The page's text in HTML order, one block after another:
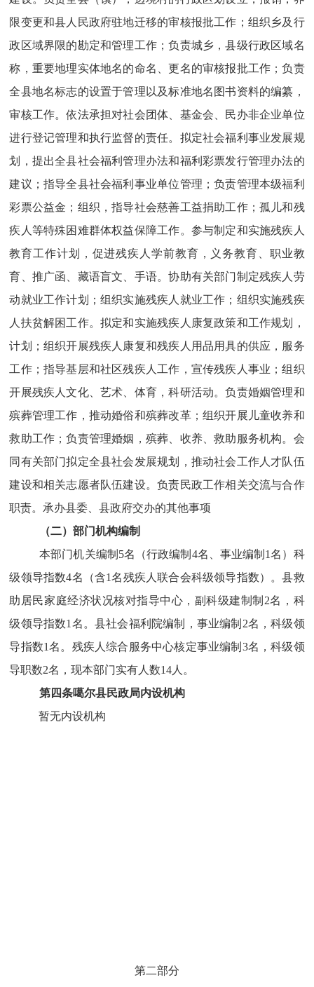
限变更和县人民政府驻地迁移的审核报批工作；组织乡及行
政区域界限的勘定和管理工作；负责城乡，县级行政区域名
称，重要地理实体地名的命名、更名的审核报批工作；负责
全县地名标志的设置于管理以及标准地名图书资料的编纂，
审核工作。依法承担对社会团体、基金会、民办非企业单位
进行登记管理和执行监督的责任。拟定社会福利事业发展规
划，提出全县社会福利管理办法和福利彩票发行管理办法的
建议；指导全县社会福利事业单位管理；负责管理本级福利
彩票公益金；组织，指导社会慈善工益捐助工作；孤儿和残
疾人等特殊困难群体权益保障工作。参与制定和实施残疾人
教育工作计划，促进残疾人学前教育，义务教育、职业教
育、推广函、藏语盲文、手语。协助有关部门制定残疾人劳
动就业工作计划；组织实施残疾人就业工作；组织实施残疾
人扶贫解困工作。拟定和实施残疾人康复政策和工作规划，
计划；组织开展残疾人康复和残疾人用品用具的供应，服务
工作；指导基层和社区残疾人工作，宣传残疾人事业；组织
开展残疾人文化、艺术、体育，科研活动。负责婚姻管理和
殡葬管理工作，推动婚俗和殡葬改革；组织开展儿童收养和
救助工作；负责管理婚姻，殡葬、收养、救助服务机构。会
同有关部门拟定全县社会发展规划，推动社会工作人才队伍
建设和相关志愿者队伍建设。负责民政工作相关交流与合作
职责。承办县委、县政府交办的其他事项
（二）部门机构编制
本部门机关编制5名（行政编制4名、事业编制1名）科
级领导指数4名（含1名残疾人联合会科级领导指数）。县救
助居民家庭经济状况核对指导中心，副科级建制制2名，科
级领导指数1名。县社会福利院编制
，事业编制2名，科级领
导指数1名。残疾人综合服务中心核定事业编制3名，科级领
导职数2名 ，现本部门实有人数14人。
第四条噶尔县民政局内设机构
暂无内设机构
第二部分